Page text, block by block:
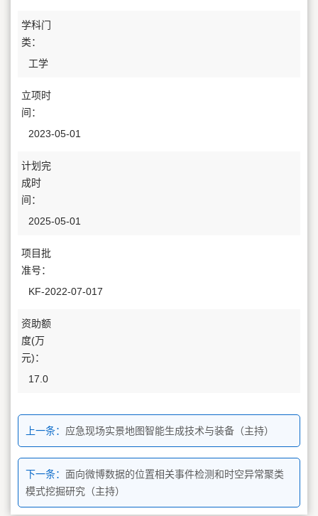
学科门
类：
工学
立项时
间：
2023-05-01
计划完
成时
间：
2025-05-01
项目批
准号：
KF-2022-07-017
资助额
度(万
元)：
17.0
上一条： 应急现场实景地图智能生成技术与装备（主持）
下一条： 面向微博数据的位置相关事件检测和时空异常聚类
模式挖掘研究（主持）